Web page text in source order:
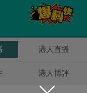
港人直播
港人博評